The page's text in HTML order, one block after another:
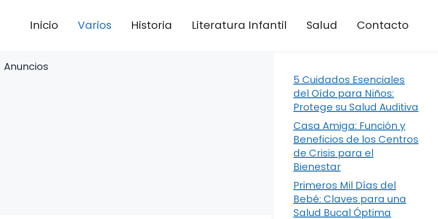
Inicio Varios Historia Literatura Infantil Salud Contacto
Anuncios
5 Cuidados Esenciales
del Oído para Niños:
Protege su Salud Auditiva
Casa Amiga: Función y
Beneficios de los Centros
de Crisis para el
Bienestar
Primeros Mil Días del
Bebé: Claves para una
Salud Bucal Óptima